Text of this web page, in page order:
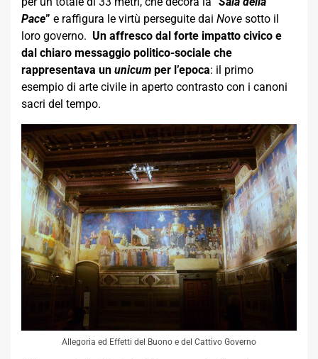
Pace” e raffigura le virtù perseguite dai Nove sotto il
loro governo. Un affresco dal forte impatto civico e
dal chiaro messaggio politico-sociale che
rappresentava un unicum per l’epoca: il primo
esempio di arte civile in aperto contrasto con i canoni
sacri del tempo.
Allegoria ed Effetti del Buono e del Cattivo Governo